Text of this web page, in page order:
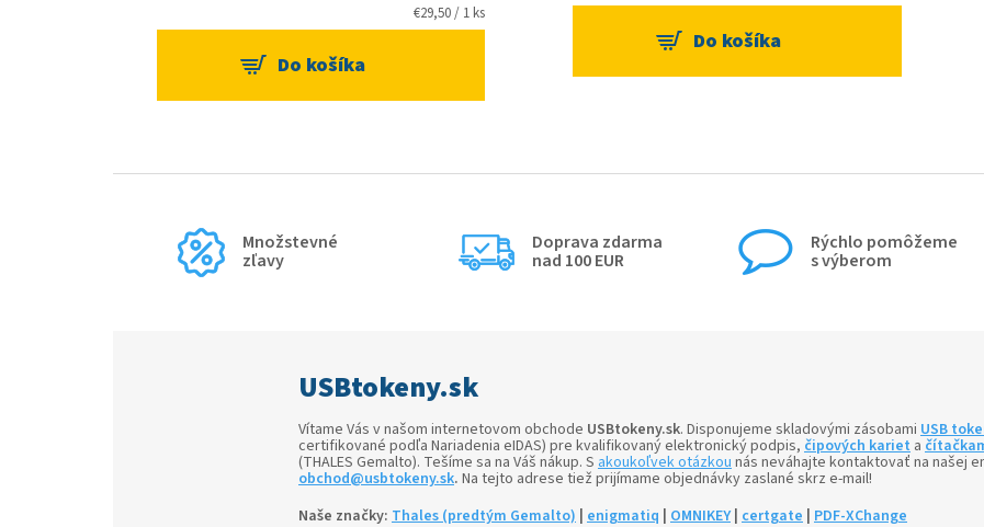
Jednotková
cena:
€29,50 / 1 ks
Množstevné
zľavy
Doprava zdarma
nad 100 EUR
Rýchlo pomôžeme
s výberom
USBtokeny.sk
Vítame Vás v našom internetovom obchode USBtokeny.sk. Disponujeme skladovými zásobami USB
certifikované podľa Nariadenia eIDAS) pre kvalifikovaný elektronický podpis, čipových kariet a
(THALES Gemalto). Tešíme sa na Váš nákup. S akoukoľvek otázkounás neváhajte kontaktovať na našej
obchod@usbtokeny.sk. Na tejto adrese tiež prijímame objednávky zaslané skrz e-mail!
Naše značky: Thales (predtým Gemalto) enigmatiq OMNIKEY| certgate PDF-XChange